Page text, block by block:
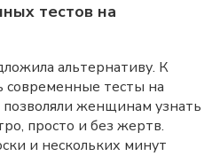
тестов на
альтернативу. К
современные тесты на
женщинам узнать
просто и без жертв.
и нескольких минут